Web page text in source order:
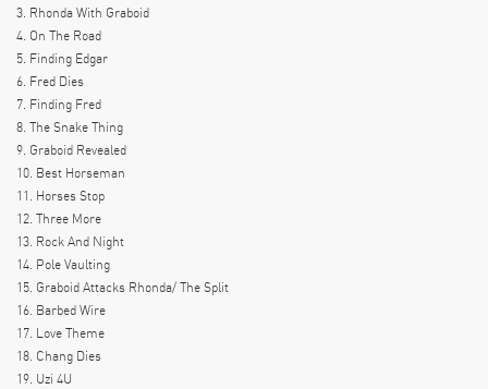
3. Rhonda With Graboid
4. On The Road
5. Finding Edgar
6. Fred Dies
7. Finding Fred
8. The Snake Thing
9. Graboid Revealed
10. Best Horseman
11. Horses Stop
12. Three More
13. Rock And Night
14. Pole Vaulting
15. Graboid Attacks Rhonda/ The Split
16. Barbed Wire
17. Love Theme
18. Chang Dies
19. Uzi 4U